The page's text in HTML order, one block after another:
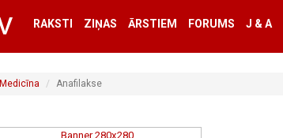
RAKSTI ZIŅAS ĀRSTIEM FORUMS J & A
Medicīna Anafilakse